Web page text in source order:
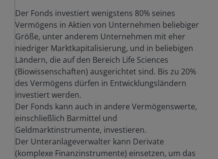
Der Fonds investiert wenigstens 80% seines
Vermögens in Aktien von Unternehmen beliebiger
Größe, unter anderem Unternehmen mit eher
niedriger Marktkapitalisierung, und in beliebigen
Ländern, die auf den Bereich Life Sciences
(Biowissenschaften) ausgerichtet sind. Bis zu 20%
des Vermögens dürfen in Entwicklungsländern
investiert werden.
Der Fonds kann auch in andere Vermögenswerte,
einschließlich Barmittel und
Geldmarktinstrumente, investieren.
Der Unteranlageverwalter kann Derivate
(komplexe Finanzinstrumente) einsetzen, um das